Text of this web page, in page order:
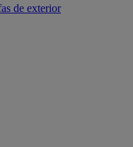
de exterior